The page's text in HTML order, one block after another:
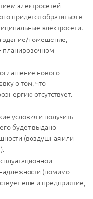
электросетей
придется обратиться в
электросети.
здание/помещение,
планировочном
нового
о том, что
отсутствует.
условия и получить
будет выдано
(воздушная или
(помимо
еще и предприятие,